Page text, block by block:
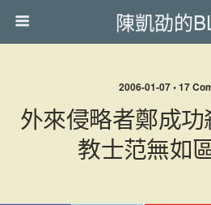
陳凱劭的
2006-01-07 • 17
外來侵略者鄭成
教士范無如